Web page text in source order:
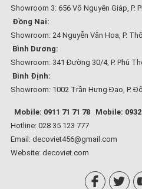
Showroom 3: 656 Võ Nguyên Giáp, P.
Đồng Nai:
Showroom: 24 Nguyễn Văn Hoa, P.
Bình Dương:
Showroom: 341 Đường 30/4, P. Phú
Bình Định:
Showroom: 1002 Trần Hưng Đạo, P.
Mobile: 0911 71 71 78
Mobile: 0932
Hotline: 028 35 123 777
Email: decoviet456@gmail.com
Website: decoviet.com